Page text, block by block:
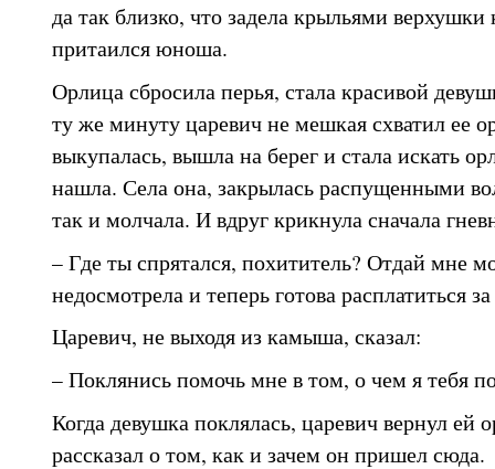
да так близко, что задела крыльями
притаился юноша.
Орлица сбросила перья, стала красивой
ту же минуту царевич не мешкая схватил ее
выкупалась, вышла на берег и стала искать
нашла. Села она, закрылась распущенными
так и молчала. И вдруг крикнула сначала
– Где ты спрятался, похититель? Отдай мне
недосмотрела и теперь готова расплатиться
Царевич, не выходя из камыша, сказал:
– Поклянись помочь мне в том, о чем я тебя
Когда девушка поклялась, царевич вернул ей
рассказал о том, как и зачем он пришел сюда.